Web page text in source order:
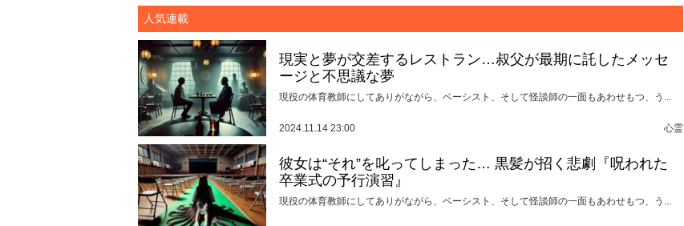
人気連載
現実と夢が交差するレストラン…叔父が最期に託したメッセ
ージと不思議な夢
現役の体育教師にしてありがながら、ベーシスト、そして怪談師の一面もあわせもつ、う...
2024.11.14 23:00 心霊
彼女は“それ”を叱ってしまった… 黒髪が招く悲劇『呪われた
卒業式の予行演習』
現役の体育教師にしてありがながら、ベーシスト、そして怪談師の一面もあわせもつ、う...